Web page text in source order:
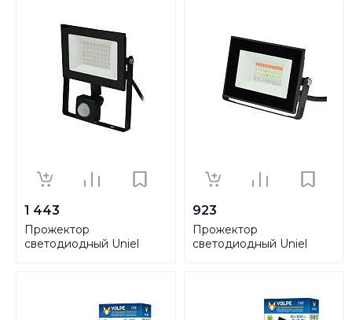
1 443
Прожектор
светодиодный Uniel
923
Прожектор
светодиодный Uniel